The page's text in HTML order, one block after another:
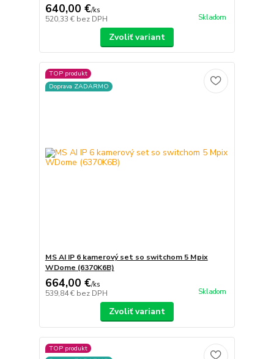
640,00 €/ks
520,33 € bez DPH Skladom
Zvoliť variant
TOP produkt
Doprava ZADARMO
MS AI IP 6 kamerový set so switchom 5 Mpix
WDome (6370K6B)
664,00 €/ks
539,84 € bez DPH Skladom
Zvoliť variant
TOP produkt